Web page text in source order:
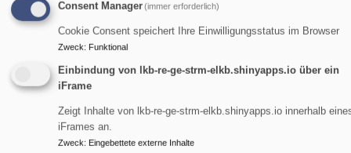
Philippus classic
Hier den Text für vk_classic einfügen
Nicht barrierefreie Inhalte
Consent Manager(immer erforderlich)
Cookie Consent speichert Ihre Einwilligungsstatus im Browser
Zweck: Funktional
Einbindung von lkb-re-ge-strm-elkb.shinyapps.io über ein
iFrame
Zeigt Inhalte von lkb-re-ge-strm-elkb.shinyapps.io innerhalb
iFrames an.
Zweck: Eingebettete externe Inhalte